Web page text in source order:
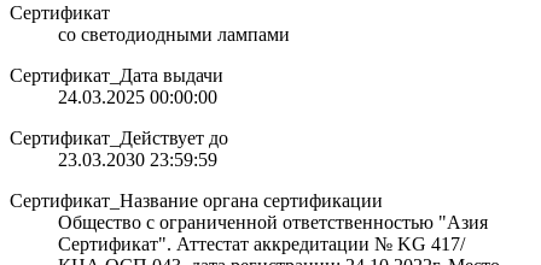
Сертификат
со светодиодными лампами
Сертификат_Дата выдачи
24.03.2025 00:00:00
Сертификат_Действует до
23.03.2030 23:59:59
Сертификат_Название органа сертификации
Общество с ограниченной ответственностью "Азия
Сертификат". Аттестат аккредитации № KG 417/